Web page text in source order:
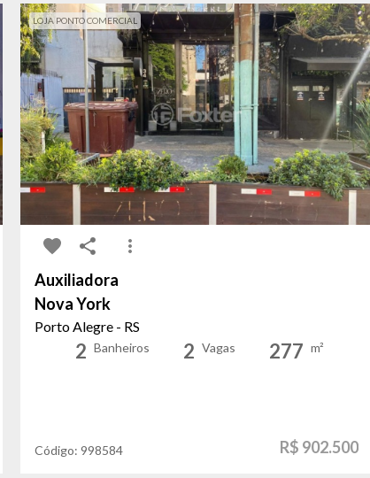
LOJA PONTO COMERCIAL
Auxiliadora
Nova York
Porto Alegre - RS
2 Banheiros 2 Vagas 277 m²
Código:998584 R$ 902.500